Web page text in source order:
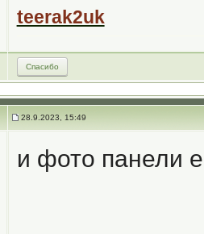
teerak2uk
Спасибо
28.9.2023, 15:49
и фото панели